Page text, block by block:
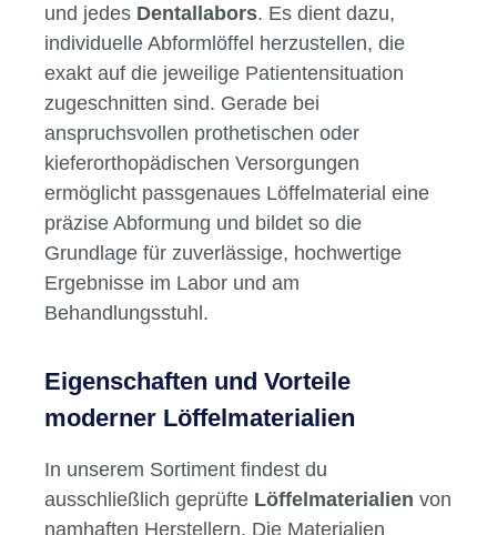
Sicherheit für jede Abformung
Was ist Löffelmaterial und wofür
wird es eingesetzt?
Löffelmaterial
ist ein unverzichtbarer
Bestandteil im Alltag jeder Zahnarztpraxis
und jedes
Dentallabors . Es dient dazu,
individuelle Abformlöffel herzustellen, die
exakt auf die jeweilige Patientensituation
zugeschnitten sind. Gerade bei
kieferorthopädischen Versorgungen
ermöglicht passgenaues Löffelmaterial eine
Grundlage für zuverlässige, hochwertige
Ergebnisse im Labor und am